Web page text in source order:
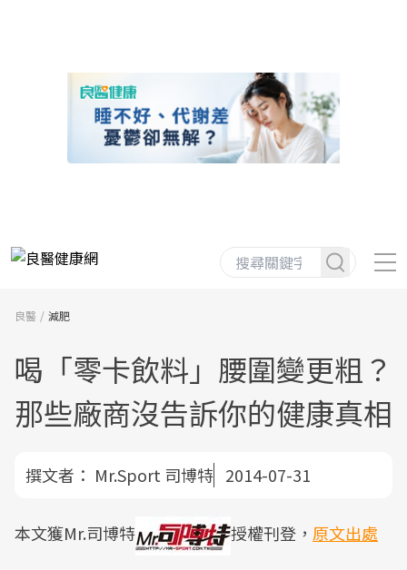
良醫 減肥
喝「零卡飲料」腰圍變更粗？
那些廠商沒告訴你的健康真相
撰文者： Mr.Sport 司博特 2014-07-31
本文獲Mr.司博特 授權刊登， 原文出處